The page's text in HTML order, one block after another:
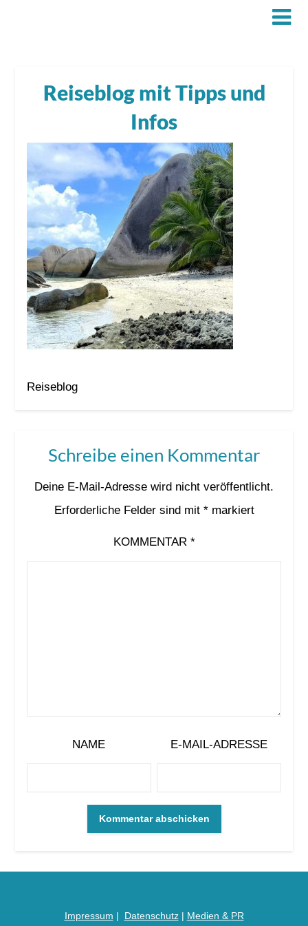
Reiseblog mit Tipps und
Infos
Reiseblog
Schreibe einen Kommentar
Deine E-Mail-Adresse wird nicht veröffentlicht.
Erforderliche Felder sind mit *markiert
KOMMENTAR *
NAME E-MAIL-ADRESSE
Impressum | Datenschutz| Medien & PR